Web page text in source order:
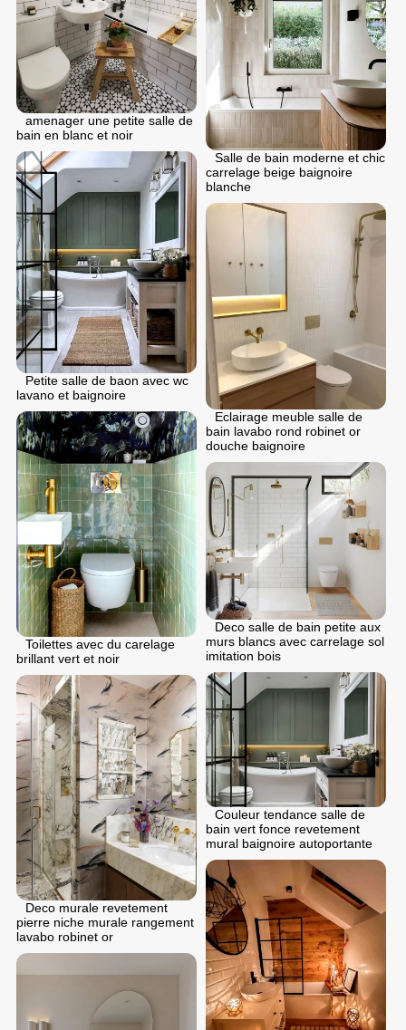
аmenager une petite salle de
bain en blanc et noir
Salle de bain moderne et chic
carrelage beige baignoire
blanche
Petite salle de baon avec wc
lavano et baignoire
Eclairage meuble salle de
bain lavabo rond robinet or
douche baignoire
Toilettes avec du carelage
brillant vert et noir
Deco salle de bain petite aux
murs blancs avec carrelage sol
imitation bois
Couleur tendance salle de
bain vert fonce revetement
mural baignoire autoportante
Deco murale revetement
pierre niche murale rangement
lavabo robinet or